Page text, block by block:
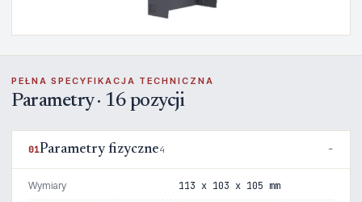
PEŁNA SPECYFIKACJA TECHNICZNA
Parametry · 16 pozycji
01Parametry fizyczne4
Wymiary 113 x 103 x 105 mm